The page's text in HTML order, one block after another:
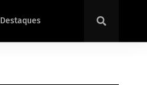
Destaques